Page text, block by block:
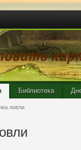
Библиотека
ловли